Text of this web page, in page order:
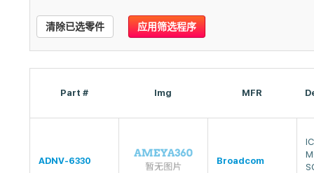
清除已选零件 应用筛选程序
Part # Img MFR
ADNV-6330 Broadcom